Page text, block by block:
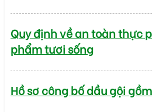
Quy định về an toàn thực
phẩm tươi sống
Hồ sơ công bố dầu gội